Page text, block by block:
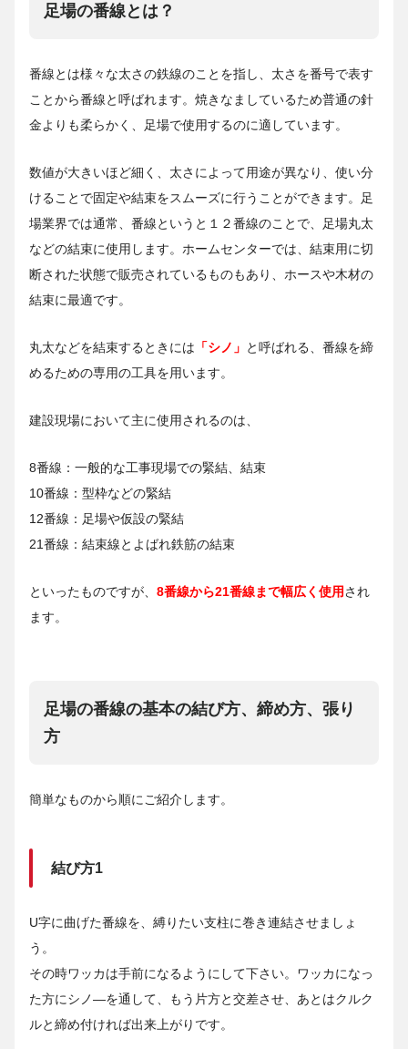
足場の番線とは？
番線とは様々な太さの鉄線のことを指し、太さを番号で表す
ことから番線と呼ばれます。焼きなましているため普通の針
金よりも柔らかく、足場で使用するのに適しています。
数値が大きいほど細く、太さによって用途が異なり、使い分
けることで固定や結束をスムーズに行うことができます。足
場業界では通常、番線というと１２番線のことで、足場丸太
などの結束に使用します。ホームセンターでは、結束用に切
断された状態で販売されているものもあり、ホースや木材の
結束に最適です。
丸太などを結束するときには 「シノ」 と呼ばれる、番線を締
めるための専用の工具を用います。
建設現場において主に使用されるのは、
8番線：一般的な工事現場での緊結、結束
10番線：型枠などの緊結
12番線：足場や仮設の緊結
21番線：結束線とよばれ鉄筋の結束
といったものですが、 8番線から21番線まで幅広く使用され
ます。
足場の番線の基本の結び方、締め方、張り
方
簡単なものから順にご紹介します。
結び方1
U字に曲げた番線を、縛りたい支柱に巻き連結させましょ
う。
その時ワッカは手前になるようにして下さい。ワッカになっ
た方にシノ―を通して、もう片方と交差させ、あとはクルク
ルと締め付ければ出来上がりです。